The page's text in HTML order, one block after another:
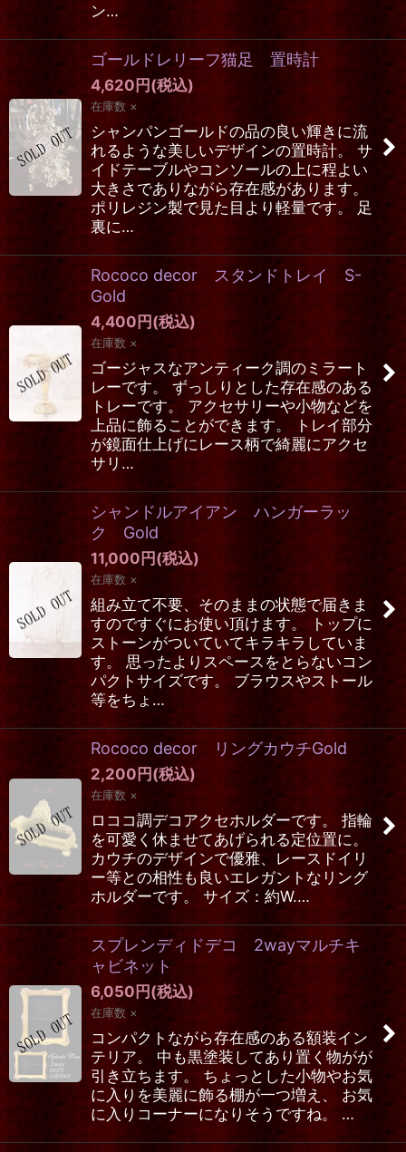
ン…
ゴールドレリーフ猫足 置時計
4,620 円 (税込)
在庫数 ×
シャンパンゴールドの品の良い輝きに流
れるような美しいデザインの置時計。 サ
イドテーブルやコンソールの上に程よい
大きさでありながら存在感があります。
ポリレジン製で見た目より軽量です。 足
裏に…
Rococo decor スタンドトレイ S-
Gold
4,400 円 (税込)
在庫数 ×
ゴージャスなアンティーク調のミラート
レーです。 ずっしりとした存在感のある
トレーです。 アクセサリーや小物などを
上品に飾ることができます。 トレイ部分
が鏡面仕上げにレース柄で綺麗にアクセ
サリ…
シャンドルアイアン ハンガーラッ
ク Gold
11,000 円 (税込)
在庫数 ×
組み立て不要、そのままの状態で届きま
すのですぐにお使い頂けます。 トップに
ストーンがついていてキラキラしていま
す。 思ったよりスペースをとらないコン
パクトサイズです。 ブラウスやストール
等をちょ…
Rococo decor リングカウチGold
2,200 円 (税込)
在庫数 ×
ロココ調デコアクセホルダーです。 指輪
を可愛く休ませてあげられる定位置に。
カウチのデザインで優雅、レースドイリ
ー等との相性も良いエレガントなリング
ホルダーです。 サイズ：約W.…
スプレンディドデコ 2wayマルチキ
ャビネット
6,050 円 (税込)
在庫数 ×
コンパクトながら存在感のある額装イン
テリア。 中も黒塗装してあり置く物がが
引き立ちます。 ちょっとした小物やお気
に入りを美麗に飾る棚が一つ増え、 お気
に入りコーナーになりそうですね。 …